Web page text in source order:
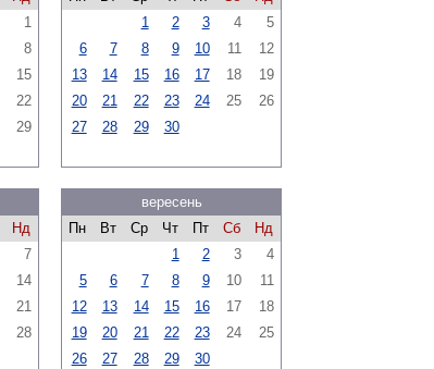
1
8
15
22
29
1
2 3 4
5
6
7 8 9 10 11
12
13
14 15 16 17 18
19
20
21 22 23 24 25
26
27
28 29 30
Нд
7
14
21
28
вересень
Пн
Вт Ср Чт Пт Сб
Нд
1
2 3
4
5
6 7 8 9 10
11
12
13 14 15 16 17
18
19
20 21 22 23 24
25
26
27 28 29 30